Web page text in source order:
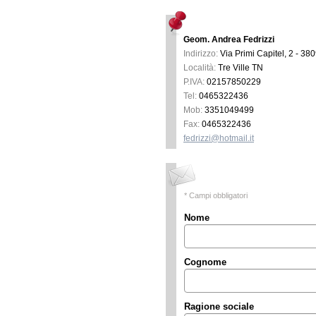
Geom. Andrea Fedrizzi
Indirizzo: Via Primi Capitel, 2 -
Località: Tre Ville TN
P.IVA: 02157850229
Tel: 0465322436
Mob: 3351049499
Fax: 0465322436
fedrizzi@hotmail.it
* Campi obbligatori
Nome
Cognome
Ragione sociale